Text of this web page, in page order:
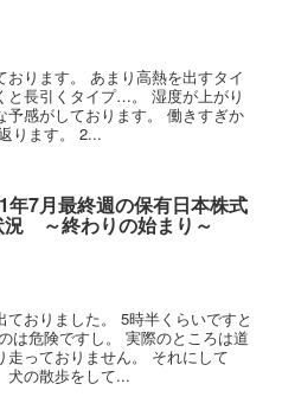
ります。 あまり高熱を出すタイ
と長引くタイプ…。 湿度が上がり
感がしております。 働きすぎか
ります。 2...
年7月最終週の保有日本株式
況 ～終わりの始まり～
おりました。 5時半くらいですと
は危険ですし。 実際のところは道
っておりません。 それにして
犬の散歩をして...